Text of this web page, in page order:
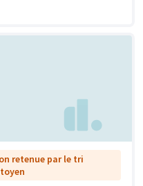
retenue par le tri